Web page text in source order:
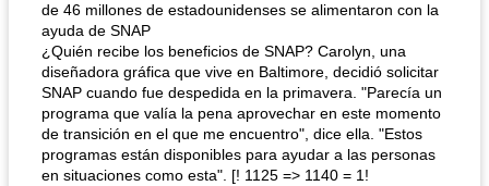
de 46 millones de estadounidenses se alimentaron con la
ayuda de SNAP
¿Quién recibe los beneficios de SNAP? Carolyn, una
diseñadora gráfica que vive en Baltimore, decidió solicitar
SNAP cuando fue despedida en la primavera. "Parecía un
programa que valía la pena aprovechar en este momento
de transición en el que me encuentro", dice ella. "Estos
programas están disponibles para ayudar a las personas
en situaciones como esta". [! 1125 => 1140 = 1!